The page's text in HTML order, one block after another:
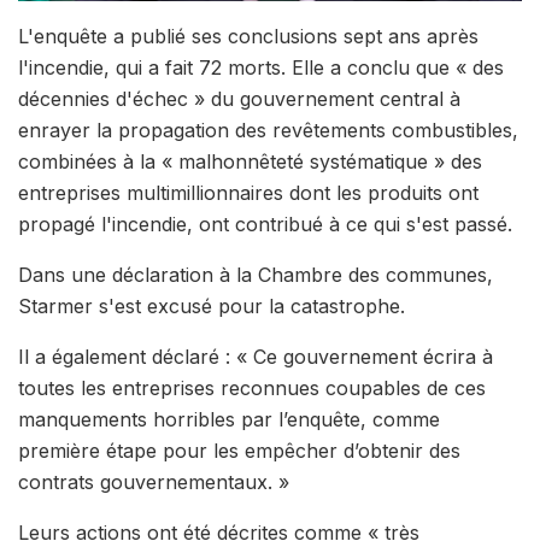
L'enquête a publié ses conclusions sept ans après
l'incendie, qui a fait 72 morts. Elle a conclu que « des
décennies d'échec » du gouvernement central à
enrayer la propagation des revêtements combustibles,
combinées à la « malhonnêteté systématique » des
entreprises multimillionnaires dont les produits ont
propagé l'incendie, ont contribué à ce qui s'est passé.
Dans une déclaration à la Chambre des communes,
Starmer s'est excusé pour la catastrophe.
Il a également déclaré : « Ce gouvernement écrira à
toutes les entreprises reconnues coupables de ces
manquements horribles par l’enquête, comme
première étape pour les empêcher d’obtenir des
contrats gouvernementaux. »
Leurs actions ont été décrites comme « très